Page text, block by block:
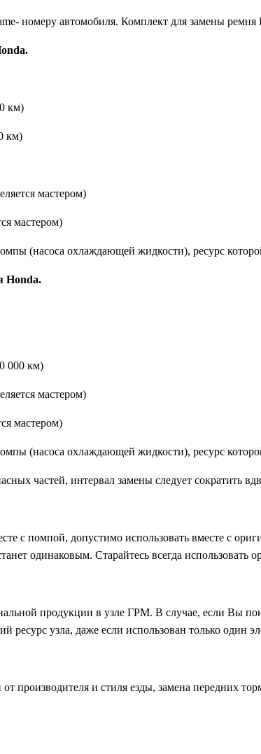
номеру автомобиля. Комплект для замены
км)
км)
мастером)
мастером)
(насоса охлаждающей жидкости), ресурс
Honda.
000 км)
мастером)
мастером)
(насоса охлаждающей жидкости), ресурс
частей, интервал замены следует сократить
с помпой, допустимо использовать вместе с
одинаковым. Старайтесь всегда использовать
продукции в узле ГРМ. В случае, если Вы
ресурс узла, даже если использован только один
производителя и стиля езды, замена передних